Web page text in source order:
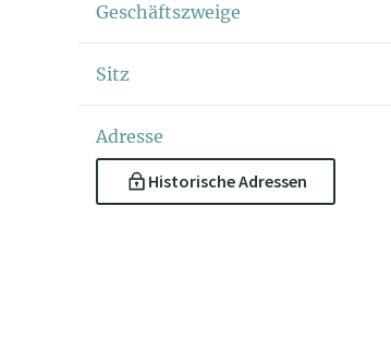
Geschäftszweige
Sitz
Adresse
Historische Adressen